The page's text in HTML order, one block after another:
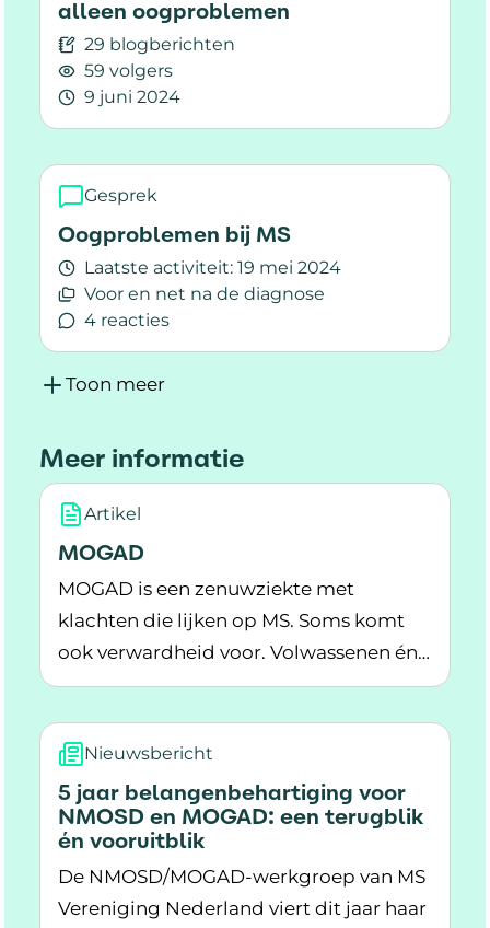
alleen oogproblemen
29 blogberichten
59 volgers
9 juni 2024
Lees meer over Visuele klachten bij MS; meer
Gesprek
Oogproblemen bij MS
Laatste activiteit: 19 mei 2024
Voor en net na de diagnose
4 reacties
Lees meer over Oogproblemen bij MS
Toon meer
Meer informatie
Artikel
MOGAD
MOGAD is een zenuwziekte met
klachten die lijken op MS. Soms komt
ook verwardheid voor. Volwassenen én
kinderen kunnen MOGAD krijgen.
Lees meer over MOGAD
Nieuwsbericht
5 jaar belangenbehartiging voor
NMOSD en MOGAD: een terugblik
én vooruitblik
De NMOSD/MOGAD-werkgroep van MS
Vereniging Nederland viert dit jaar haar